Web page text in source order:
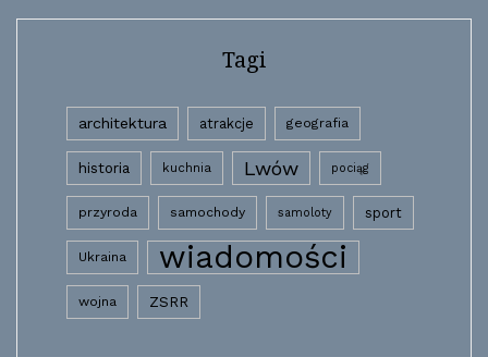
Tagi
architektura atrakcje geografia
historia kuchnia Lwów pociąg
przyroda samochody samoloty sport
Ukraina wiadomości
wojna ZSRR